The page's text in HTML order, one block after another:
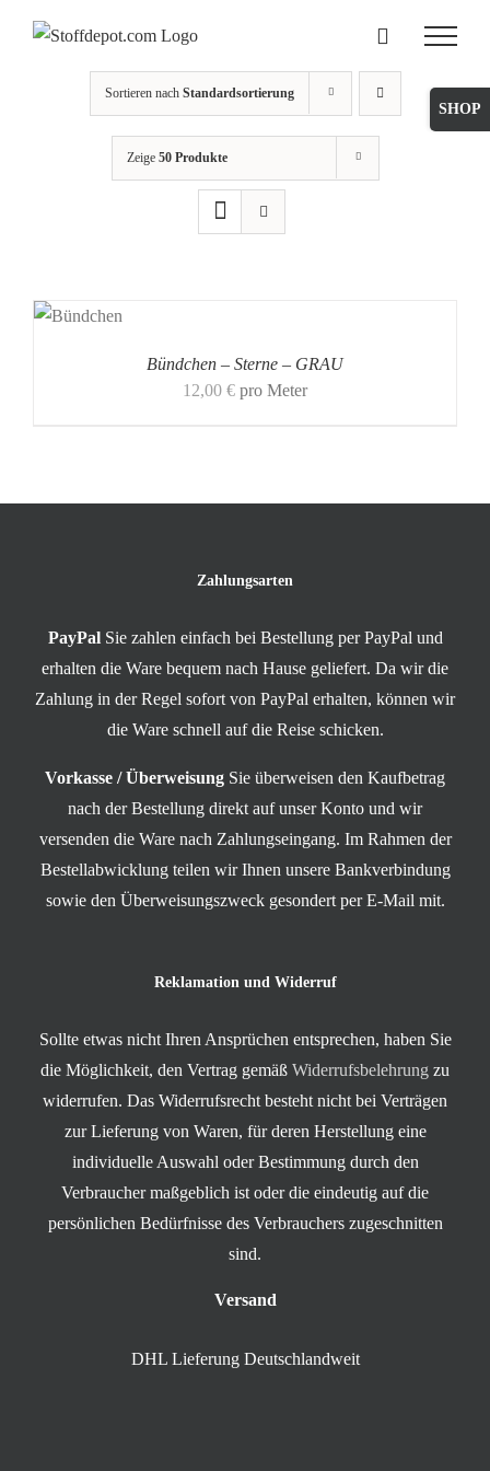
Sortieren nach Standardsortierung
Zeige 50 Produkte
CART
Bündchen – Sterne – GRAU
12,00 € pro Meter
Zahlungsarten
PayPal Sie zahlen einfach bei Bestellung per PayPal und
erhalten die Ware bequem nach Hause geliefert. Da wir die
Zahlung in der Regel sofort von PayPal erhalten, können wir
die Ware schnell auf die Reise schicken.
Vorkasse / Überweisung Sie überweisen den Kaufbetrag
nach der Bestellung direkt auf unser Konto und wir
versenden die Ware nach Zahlungseingang. Im Rahmen der
Bestellabwicklung teilen wir Ihnen unsere Bankverbindung
sowie den Überweisungszweck gesondert per E-Mail mit.
Reklamation und Widerruf
Sollte etwas nicht Ihren Ansprüchen entsprechen, haben Sie
die Möglichkeit, den Vertrag gemäß Widerrufsbelehrung zu
widerrufen. Das Widerrufsrecht besteht nicht bei Verträgen
zur Lieferung von Waren, für deren Herstellung eine
individuelle Auswahl oder Bestimmung durch den
Verbraucher maßgeblich ist oder die eindeutig auf die
persönlichen Bedürfnisse des Verbrauchers zugeschnitten
sind.
Versand
DHL Lieferung Deutschlandweit
Toggle
Sliding